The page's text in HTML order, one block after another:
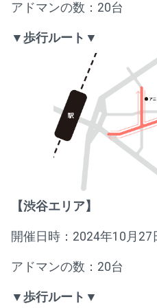
アドマンの数：20台
▼歩行ルート▼
【渋谷エリア】
開催日時：2024年10月
アドマンの数：20台
▼歩行ルート▼